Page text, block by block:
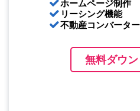
ホームページ制作
リーシング機能
不動産コンバーター
無料ダウ